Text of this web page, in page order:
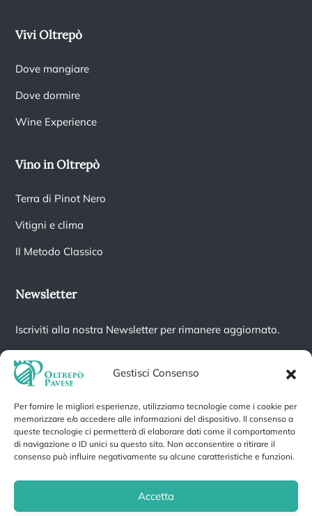
Gestisci Consenso
Per fornire le migliori esperienze, utilizziamo tecnologie come i cookie per
memorizzare e/o accedere alle informazioni del dispositivo. Il consenso a
queste tecnologie ci permetterà di elaborare dati come il comportamento
di navigazione o ID unici su questo sito. Non acconsentire o ritirare il
consenso può influire negativamente su alcune caratteristiche e funzioni.
Accetta
Vivi Oltrepò
Dove mangiare
Dove dormire
Wine Experience
Vino in Oltrepò
Terra di Pinot Nero
Vitigni e clima
Il Metodo Classico
Newsletter
Iscriviti alla nostra Newsletter per rimanere aggiornato.
Iscrivendoti accetti la nostra Informativa sulla privacy
e fornisci il
consenso a ricevere aggiornamenti dalla nostra azienda.
Privacy Policy